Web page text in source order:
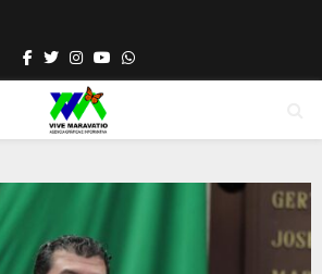
Facebook
TwitterInstagram
YoutubeWhatsapp